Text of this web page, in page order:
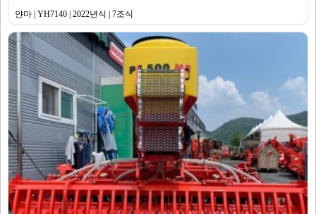
얀마 | YH7140 | 2022년식 | 7조식